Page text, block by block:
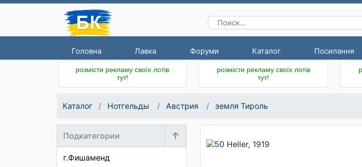
Головна Лавка Форуми Каталог Посилання
розмісти рекламу своїх лотів
тут!
розмісти рекламу своїх лотів
тут!
Каталог Нотгельды Австрия земля Тироль
Подкатегории
г.Фишаменд